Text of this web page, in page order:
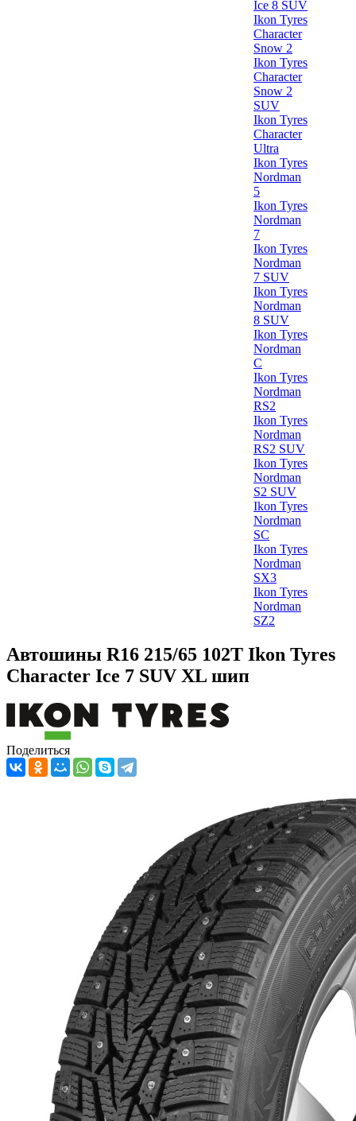
Ice 8 SUV
Ikon Tyres
Character
Snow 2
Ikon Tyres
Character
Snow 2
SUV
Ikon Tyres
Character
Ultra
Ikon Tyres
Nordman
5
Ikon Tyres
Nordman
7
Ikon Tyres
Nordman
7 SUV
Ikon Tyres
Nordman
8 SUV
Ikon Tyres
Nordman
C
Ikon Tyres
Nordman
RS2
Ikon Tyres
Nordman
RS2 SUV
Ikon Tyres
Nordman
S2 SUV
Ikon Tyres
Nordman
SC
Ikon Tyres
Nordman
SX3
Ikon Tyres
Nordman
SZ2
Автошины R16 215/65 102T Ikon Tyres
Character Ice 7 SUV XL шип
Поделиться